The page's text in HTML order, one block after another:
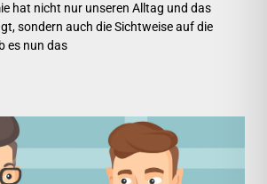
hat nicht nur unseren Alltag und das
sondern auch die Sichtweise auf die
es nun das